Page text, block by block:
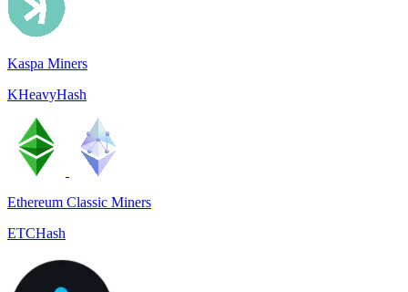
Kaspa Miners
KHeavyHash
Ethereum Classic Miners
ETCHash